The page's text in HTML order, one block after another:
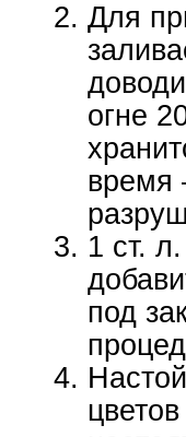
Для
огне
время
1 ст.
под